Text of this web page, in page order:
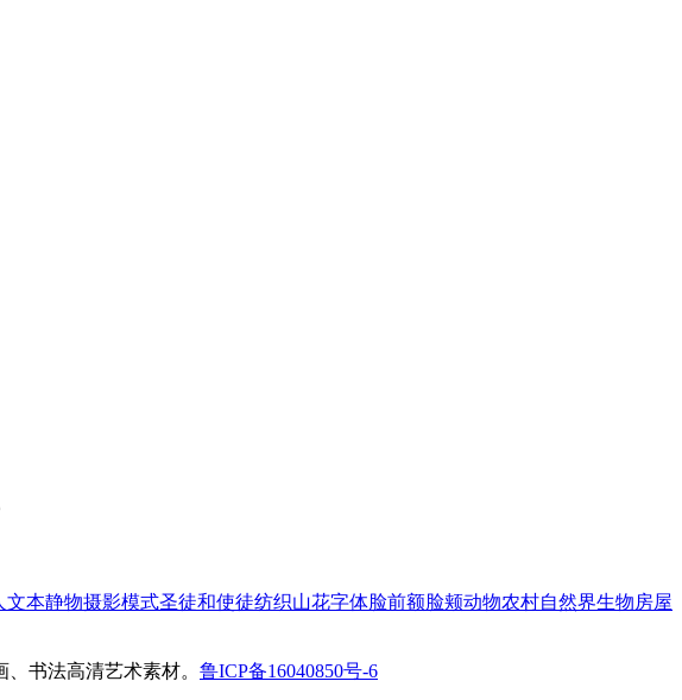
文本静物摄影模式圣徒和使徒纺织山花字体脸前额脸颊动物农村自然界生物房屋
书法高清艺术素材。 鲁ICP备16040850号-6